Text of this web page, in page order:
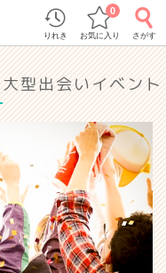
りれき お気に入り
0
さがす
型出会いイベント